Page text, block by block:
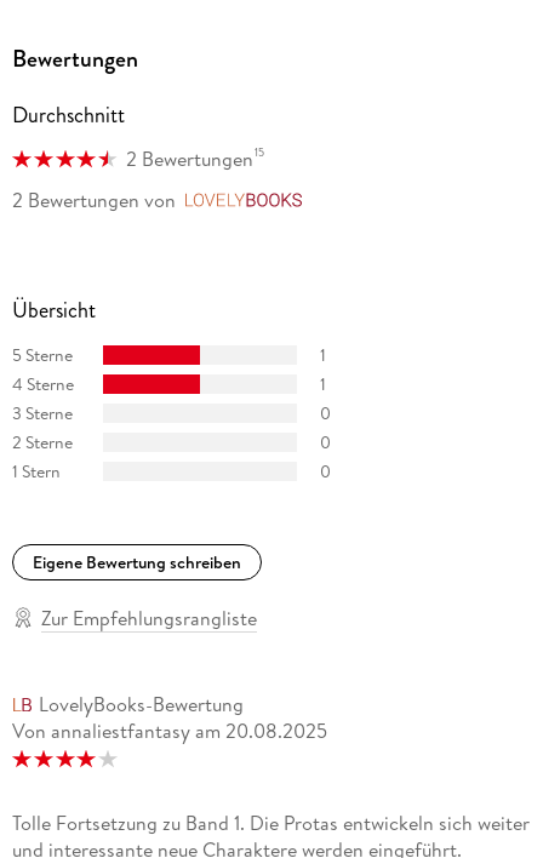
Wenn sie nicht gerade schreibt, steckt sie mit der Nase in
zähmt ihren nächsten Drachen.
Bewertungen
Durchschnitt
2 Bewertungen15
2 Bewertungen von
Übersicht
5 Sterne
1
4 Sterne
1
3 Sterne
0
2 Sterne
0
1 Stern
0
Eigene Bewertung schreiben
Zur Empfehlungsrangliste
LovelyBooks-Bewertung
Von annaliestfantasy am 20.08.2025
Tolle Fortsetzung zu Band 1. Die Protas entwickeln sich weiter
und interessante neue Charaktere werden eingeführt.